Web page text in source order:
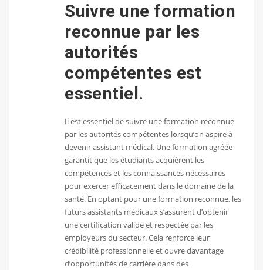
Suivre une formation
reconnue par les
autorités
compétentes est
essentiel.
Il est essentiel de suivre une formation reconnue
par les autorités compétentes lorsqu’on aspire à
devenir assistant médical. Une formation agréée
garantit que les étudiants acquièrent les
compétences et les connaissances nécessaires
pour exercer efficacement dans le domaine de la
santé. En optant pour une formation reconnue, les
futurs assistants médicaux s’assurent d’obtenir
une certification valide et respectée par les
employeurs du secteur. Cela renforce leur
crédibilité professionnelle et ouvre davantage
d’opportunités de carrière dans des